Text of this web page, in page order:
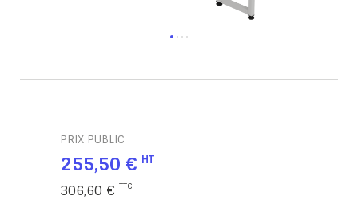
PRIX PUBLIC
255,50 €
306,60 €